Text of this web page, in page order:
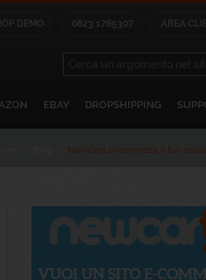
DEMO 0823 1765307 AREA
EBAY DROPSHIPPING
NewCart sincronizza il tuo
×
che troverai in